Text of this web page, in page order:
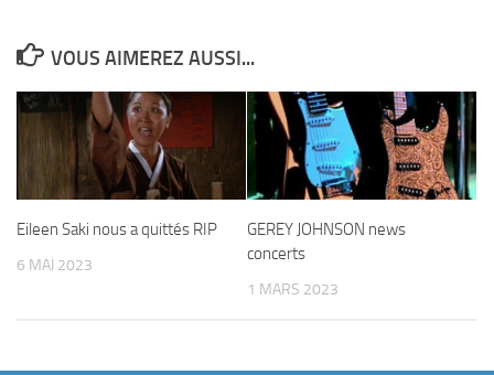
VOUS AIMEREZ AUSSI...
Eileen Saki nous a quittés RIP
6 MAI 2023
GEREY JOHNSON news
concerts
1 MARS 2023